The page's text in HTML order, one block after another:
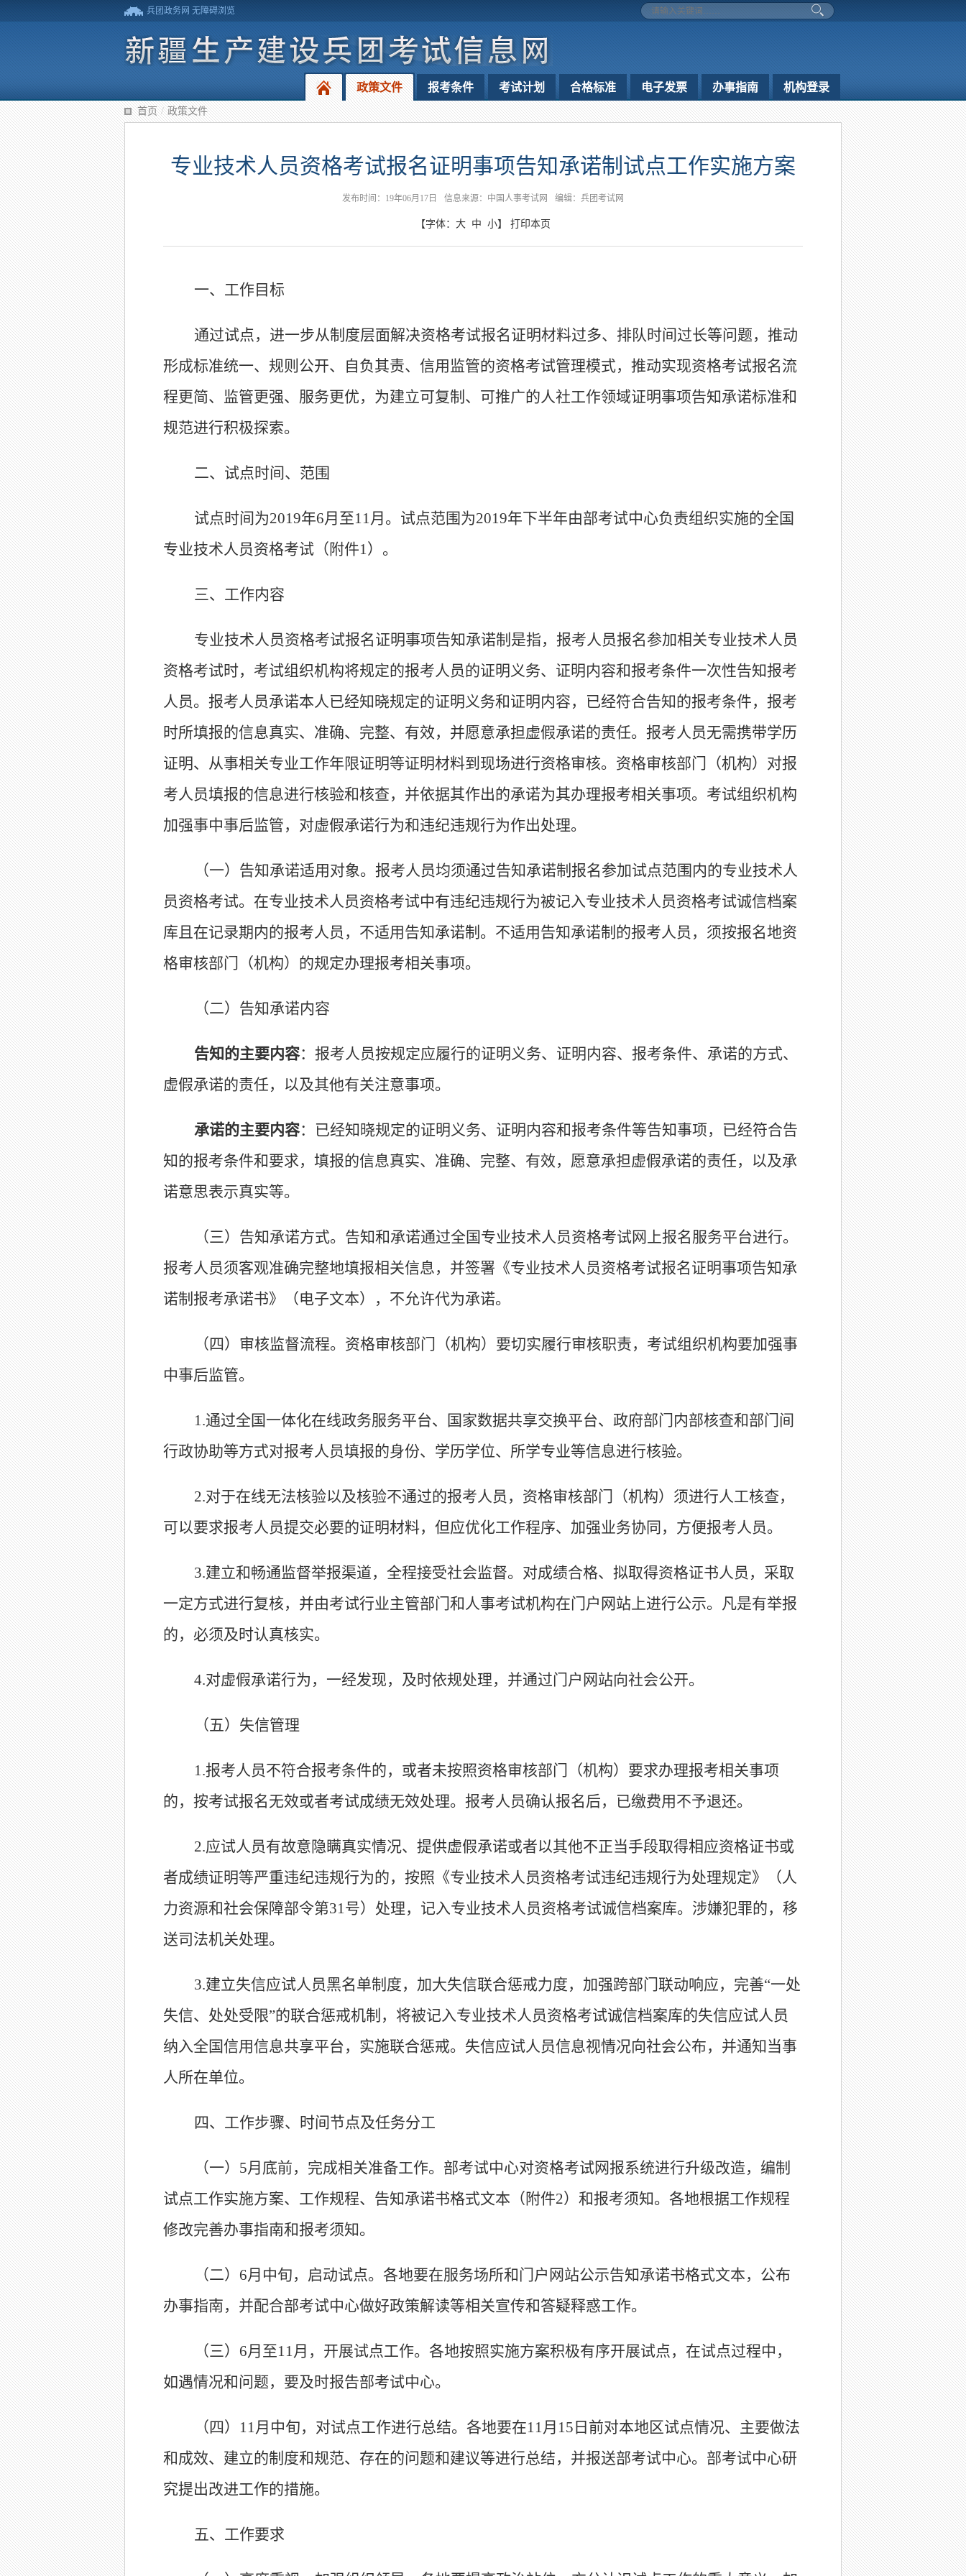
兵团政务网 无障碍浏览
政策文件 报考条件 考试计划 合格标准 电子发票 办事指南 机构登录
首页 / 政策文件
专业技术人员资格考试报名证明事项告知承诺制试点工作实施方案
发布时间：19年06月17日 信息来源：中国人事考试网 编辑：兵团考试网
【字体： 大 中 小】 打印本页
一、工作目标
通过试点，进一步从制度层面解决资格考试报名证明材料过多、排队时间过长等问题， 推动
形成标准统一、规则公开、自负其责、信用监管的资格考试管理模式，推动实现资格考试报名流
程更简、监管更强、服务更优，为建立可复制、可推广的人社工作领域证明事项告知承诺标准和
规范进行积极探索。
二、试点时间、范围
试点时间为2019年6月至11月。试点范围为2019年下半年由部考试中心负责组织实施的全国
专业技术人员资格考试（附件1）。
三、工作内容
专业技术人员资格考试报名证明事项告知承诺制是指，报考人员报名参加相关专业技术人员
资格考试时，考试组织机构将规定的报考人员的证明义务、证明内容和报考条件一次性告知报考
人员。报考人员承诺本人已经知晓规定的证明义务和证明内容，已经符合告知的报考条件，报考
时所填报的信息真实、准确、完整、有效，并愿意承担虚假承诺的责任。报考人员无需携带学历
证明、从事相关专业工作年限证明等证明材料到现场进行资格审核。资格审核部门（机构）对报
考人员填报的信息进行核验和核查，并依据其作出的承诺为其办理报考相关事项。考试组织机构
加强事中事后监管，对虚假承诺行为和违纪违规行为作出处理。
（一）告知承诺适用对象。 报考人员均须通过告知承诺制报名参加试点范围内的专业技术人
员资格考试。在专业技术人员资格考试中有违纪违规行为被记入专业技术人员资格考试诚信档案
库且在记录期内的报考人员，不适用告知承诺制。不适用告知承诺制的报考人员，须按报名地资
格审核部门（机构）的规定办理报考相关事项。
（二）告知承诺内容
告知的主要内容：报考人员按规定应履行的证明义务、证明内容、 报考条件、承诺的方式、
虚假承诺的责任，以及其他有关注意事项。
承诺的主要内容：已经知晓规定的证明义务、证明内容和报考条件等告知事项，已经符合告
知的报考条件和要求，填报的信息真实、准确、完整、有效，愿意承担虚假承诺的责任，以及承
诺意思表示真实等。
（三）告知承诺方式。 告知和承诺通过全国专业技术人员资格考试网上报名服务平台进行。
报考人员须客观准确完整地填报相关信息，并签署《专业技术人员资格考试报名证明事项告知承
诺制报考承诺书》（电子文本），不允许代为承诺。
（四）审核监督流程。 资格审核部门（机构）要切实履行审核职责，考试组织机构要加强事
中事后监管。
1.通过全国一体化在线政务服务平台、国家数据共享交换平台、政府部门内部核查和部门间
行政协助等方式对报考人员填报的身份、学历学位、所学专业等信息进行核验。
2.对于在线无法核验以及核验不通过的报考人员，资格审核部门（机构）须进行人工核查，
可以要求报考人员提交必要的证明材料，但应优化工作程序、加强业务协同，方便报考人员。
3.建立和畅通监督举报渠道，全程接受社会监督。对成绩合格、拟取得资格证书人员，采取
一定方式进行复核，并由考试行业主管部门和人事考试机构在门户网站上进行公示。凡是有举报
的，必须及时认真核实。
4.对虚假承诺行为，一经发现，及时依规处理，并通过门户网站向社会公开。
（五）失信管理
1.报考人员不符合报考条件的，或者未按照资格审核部门（机构）要求办理报考相关事项
的，按考试报名无效或者考试成绩无效处理。报考人员确认报名后，已缴费用不予退还。
2.应试人员有故意隐瞒真实情况、提供虚假承诺或者以其他不正当手段取得相应资格证书或
者成绩证明等严重违纪违规行为的，按照《专业技术人员资格考试违纪违规行为处理规定》（人
力资源和社会保障部令第31号）处理，记入专业技术人员资格考试诚信档案库。涉嫌犯罪的，移
送司法机关处理。
3.建立失信应试人员黑名单制度，加大失信联合惩戒力度，加强跨部门联动响应，完善“一处
失信、处处受限”的联合惩戒机制，将被记入专业技术人员资格考试诚信档案库的失信应试人员
纳入全国信用信息共享平台，实施联合惩戒。失信应试人员信息视情况向社会公布，并通知当事
人所在单位。
四、工作步骤、时间节点及任务分工
（一）5月底前，完成相关准备工作。 部考试中心对资格考试网报系统进行升级改造，编制
试点工作实施方案、工作规程、 告知承诺书格式文本（附件2）和报考须知。各地根据工作规程
修改完善办事指南和报考须知。
（二）6月中旬，启动试点。 各地要在服务场所和门户网站公示告知承诺书格式文本，公布
办事指南，并配合部考试中心做好政策解读等相关宣传和答疑释惑工作。
（三）6月至11月，开展试点工作。 各地按照实施方案积极有序开展试点，在试点过程中，
如遇情况和问题，要及时报告部考试中心。
（四）11月中旬，对试点工作进行总结。 各地要在11月15日前对本地区试点情况、主要做法
和成效、建立的制度和规范、存在的问题和建议等进行总结，并报送部考试中心。部考试中心研
究提出改进工作的措施。
五、工作要求